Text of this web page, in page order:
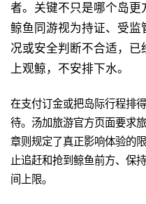
者。关键不只是哪个岛
鲸鱼同游视为持证、受
况或安全判断不合适，
上观鲸，不安排下水。
在支付订金或把岛际行程排
待。汤加旅游官方页面要求
章则规定了真正影响体验的
止追赶和抢到鲸鱼前方、保
间上限。